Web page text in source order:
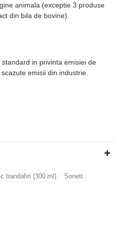
animala (exceptie 3 produse
din bila de bovine).
in privinta emisiei de
emisii din industrie.
trandafiri (300 ml) Sonett